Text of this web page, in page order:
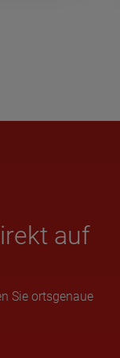
auf
Sie ortsgenaue